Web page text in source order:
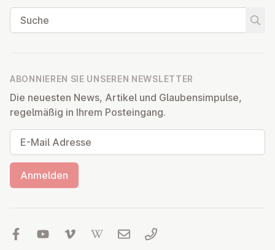
Suche
ABONNIEREN SIE UNSEREN NEWSLETTER
Die neuesten News, Artikel und Glaubensimpulse,
regelmäßig in Ihrem Posteingang.
E-Mail Adresse
Anmelden